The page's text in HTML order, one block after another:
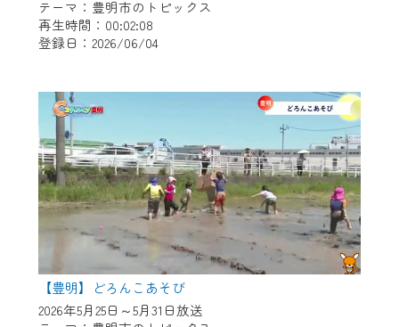
テーマ：豊明市のトピックス
再生時間：00:02:08
登録日：2026/06/04
【豊明】どろんこあそび
2026年5月25日～5月31日放送